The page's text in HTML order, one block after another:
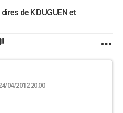
de KIDUGUEN et
04/2012 20:00